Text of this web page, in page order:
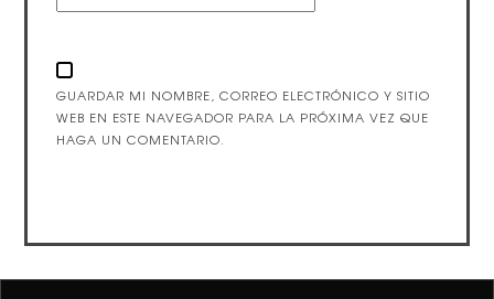
GUARDAR MI NOMBRE, CORREO ELECTRÓNICO Y SITIO
WEB EN ESTE NAVEGADOR PARA LA PRÓXIMA VEZ QUE
HAGA UN COMENTARIO.